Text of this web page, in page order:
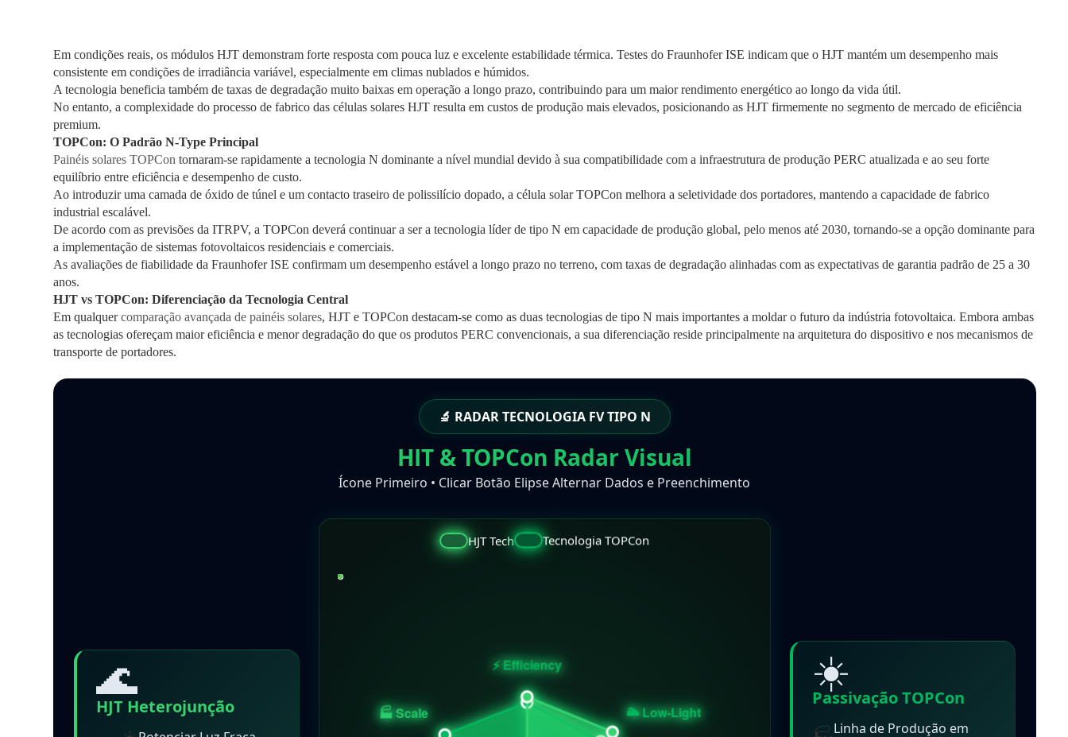
Em condições reais, os módulos HJT demonstram forte resposta com pouca luz e excelente estabilidade térmica. Testes do Fraunhofer ISE indicam que o HJT mantém um desempenho mais
consistente em condições de irradiância variável, especialmente em climas nublados e húmidos.
A tecnologia beneficia também de taxas de degradação muito baixas em operação a longo prazo, contribuindo para um maior rendimento energético ao longo da vida útil.
No entanto, a complexidade do processo de fabrico das células solares HJT resulta em custos de produção mais elevados, posicionando as HJT firmemente no segmento de mercado de eficiência
premium.
TOPCon: O Padrão N-Type Principal
Painéis solares TOPCon tornaram-se rapidamente a tecnologia N dominante a nível mundial devido à sua compatibilidade com a infraestrutura de produção PERC atualizada e ao seu forte
equilíbrio entre eficiência e desempenho de custo.
Ao introduzir uma camada de óxido de túnel e um contacto traseiro de polissilício dopado, a célula solar TOPCon melhora a seletividade dos portadores, mantendo a capacidade de fabrico
industrial escalável.
De acordo com as previsões da ITRPV, a TOPCon deverá continuar a ser a tecnologia líder de tipo N em capacidade de produção global, pelo menos até 2030, tornando-se a opção dominante para
a implementação de sistemas fotovoltaicos residenciais e comerciais.
As avaliações de fiabilidade da Fraunhofer ISE confirmam um desempenho estável a longo prazo no terreno, com taxas de degradação alinhadas com as expectativas de garantia padrão de 25 a 30
anos.
HJT vs TOPCon: Diferenciação da Tecnologia Central
Em qualquercomparação avançada de painéis solares, HJT e TOPCon destacam-se como as duas tecnologias de tipo N mais importantes a moldar o futuro da indústria fotovoltaica. Embora ambas
as tecnologias ofereçam maior eficiência e menor degradação do que os produtos PERC convencionais, a sua diferenciação reside principalmente na arquitetura do dispositivo e nos mecanismos de
transporte de portadores.
🔬 RADAR TECNOLOGIA FV TIPO N
HJT & TOPCon Radar Visual
Ícone Primeiro • Clicar Botão Elipse Alternar Dados e Preenchimento
🌊
HJT Heterojunção
HJT Tech Tecnologia TOPCon
☀️
Passivação TOPCon
Linha de Produção em